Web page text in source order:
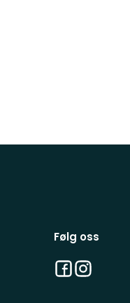
Følg oss
Facebook
Instagram